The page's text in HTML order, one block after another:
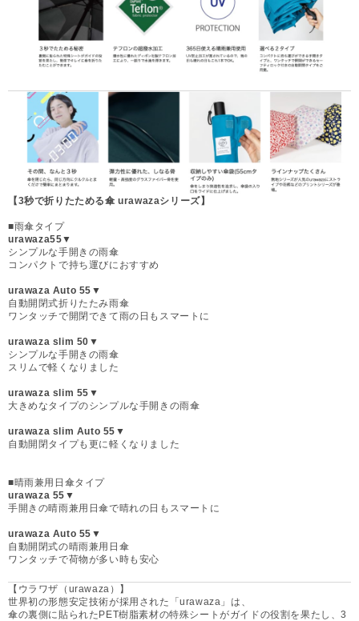
【3秒で折りたためる傘 urawazaシリーズ】
■雨傘タイプ
urawaza55▼
シンプルな手開きの雨傘
コンパクトで持ち運びにおすすめ
urawaza Auto 55▼
自動開閉式折りたたみ雨傘
ワンタッチで開閉できて雨の日もスマートに
urawaza slim 50▼
シンプルな手開きの雨傘
スリムで軽くなりました
urawaza slim 55▼
大きめなタイプのシンプルな手開きの雨傘
urawaza slim Auto 55▼
自動開閉タイプも更に軽くなりました
■晴雨兼用日傘タイプ
urawaza 55▼
手開きの晴雨兼用日傘で晴れの日もスマートに
urawaza Auto 55▼
自動開閉式の晴雨兼用日傘
ワンタッチで荷物が多い時も安心
【ウラワザ（urawaza）】
世界初の形態安定技術が採用された「urawaza」は、
傘の裏側に貼られたPET樹脂素材の特殊シートがガイドの役割を果たし、3